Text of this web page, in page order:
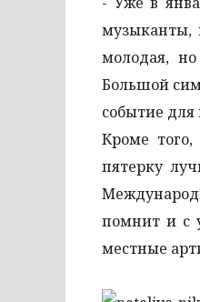
музыканты,
молодая,
Большой
событие для
Кроме
пятерку
помнит и с
местные